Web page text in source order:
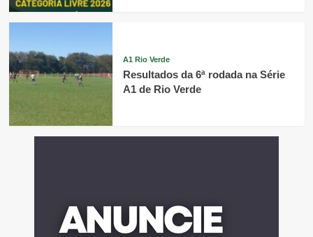
A1 Rio Verde
Resultados da 6ª rodada na Série
A1 de Rio Verde